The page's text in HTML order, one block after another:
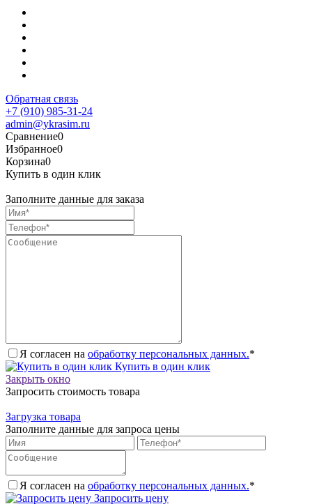
Обратная связь
+7 (910) 985-31-24
admin@ykrasim.ru
Сравнение0
Избранное0
Корзина0
Купить в один клик
Заполните данные для заказа
Я согласен на обработку персональных данных.*
Купить в один клик
Закрыть окно
Запросить стоимость товара
Загрузка товара
Заполните данные для запроса цены
Я согласен на обработку персональных данных.*
Запросить цену